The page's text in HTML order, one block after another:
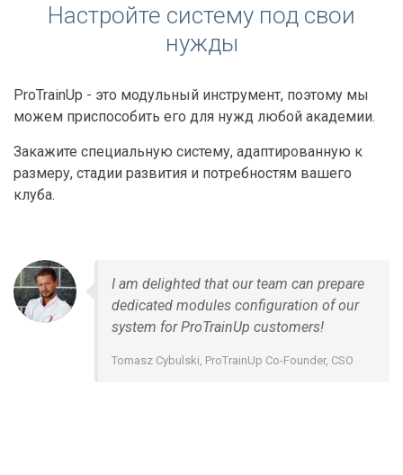
Настройте систему под свои
нужды
ProTrainUp - это модульный инструмент, поэтому мы
можем приспособить его для нужд любой академии.
Закажите специальную систему, адаптированную к
размеру, стадии развития и потребностям вашего
клуба.
I am delighted that our team can prepare
dedicated modules configuration of our
system for ProTrainUp customers!
Tomasz Cybulski, ProTrainUp Co-Founder, CSO